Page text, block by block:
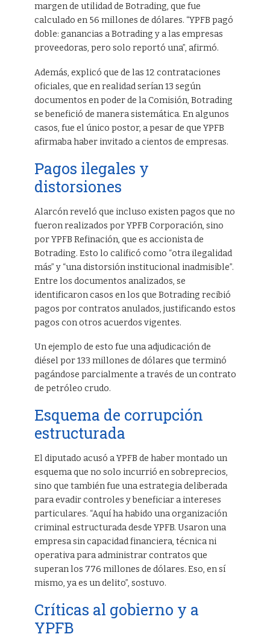
margen de utilidad de Botrading, que fue
calculado en 56 millones de dólares. “YPFB pagó
doble: ganancias a Botrading y a las empresas
proveedoras, pero solo reportó una”, afirmó.
Además, explicó que de las 12 contrataciones
oficiales, que en realidad serían 13 según
documentos en poder de la Comisión, Botrading
se benefició de manera sistemática. En algunos
casos, fue el único postor, a pesar de que YPFB
afirmaba haber invitado a cientos de empresas.
Pagos ilegales y
distorsiones
Alarcón reveló que incluso existen pagos que no
fueron realizados por YPFB Corporación, sino
por YPFB Refinación, que es accionista de
Botrading. Esto lo calificó como “otra ilegalidad
más” y “una distorsión institucional inadmisible”.
Entre los documentos analizados, se
identificaron casos en los que Botrading recibió
pagos por contratos anulados, justificando estos
pagos con otros acuerdos vigentes.
Un ejemplo de esto fue una adjudicación de
diésel por 133 millones de dólares que terminó
pagándose parcialmente a través de un contrato
de petróleo crudo.
Esquema de corrupción
estructurada
El diputado acusó a YPFB de haber montado un
esquema que no solo incurrió en sobreprecios,
sino que también fue una estrategia deliberada
para evadir controles y beneficiar a intereses
particulares. “Aquí ha habido una organización
criminal estructurada desde YPFB. Usaron una
empresa sin capacidad financiera, técnica ni
operativa para administrar contratos que
superan los 776 millones de dólares. Eso, en sí
mismo, ya es un delito”, sostuvo.
Críticas al gobierno y a
YPFB